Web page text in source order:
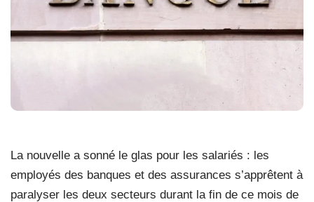
La nouvelle a sonné le glas pour les salariés : les
employés des banques et des assurances s’apprêtent à
paralyser les deux secteurs durant la fin de ce mois de